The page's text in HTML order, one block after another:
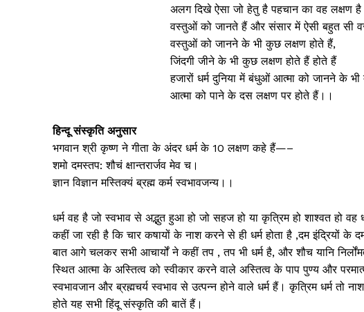
अलग दिखे ऐसा जो हेतु है पहचान का वह लक्षण
वस्तुओं को जानते हैं और संसार में ऐसी बहुत सी
वस्तुओं को जानने के भी कुछ लक्षण होते हैं,
जिंदगी जीने के भी कुछ लक्षण होते हैं होते हैं
हजारों धर्म दुनिया में बंधुओं आत्मा को जानने के भी
आत्मा को पाने के दस लक्षण पर होते हैं।।
हिन्दू संस्कृति अनुसार
भगवान श्री कृष्ण ने गीता के अंदर धर्म के 10 लक्षण कहे हैं—–
शमो दमस्तप: शौचं क्षान्तरार्जव मेव च।
ज्ञान विज्ञान मस्तिक्यं ब्रह्म कर्म स्वभावजन्य।।
धर्म वह है जो स्वभाव से अद्भुत हुआ हो जो सहज हो या कृत्रिम हो शाश्वत हो
कहीं जा रही है कि चार कषायों के नाश करने से ही धर्म होता है ,दम इंद्रियों के
बात आगे चलकर सभी आचार्यों ने कहीं तप , तप भी धर्म है, और शौच यानि
स्थित आत्मा के अस्तित्व को स्वीकार करने वाले अस्तित्व के पाप पुण्य और
स्वभावजान और ब्रह्मचर्य स्वभाव से उत्पन्न होने वाले धर्म हैं। कृत्रिम धर्म तो
होते यह सभी हिंदू संस्कृति की बातें हैं।